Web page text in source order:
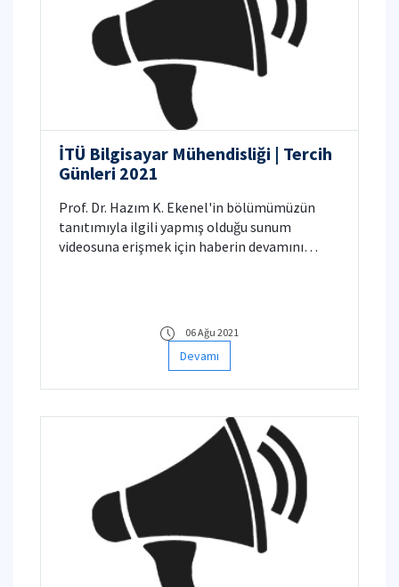
İTÜ Bilgisayar Mühendisliği | Tercih
Günleri 2021
Prof. Dr. Hazım K. Ekenel'in bölümümüzün
tanıtımıyla ilgili yapmış olduğu sunum
videosuna erişmek için haberin devamını
06 Ağu 2021
Devamı